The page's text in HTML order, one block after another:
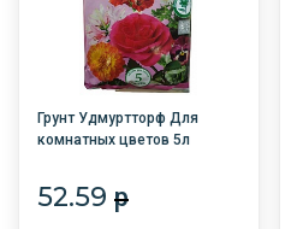
Грунт Удмуртторф Для
комнатных цветов 5л
52.59 p